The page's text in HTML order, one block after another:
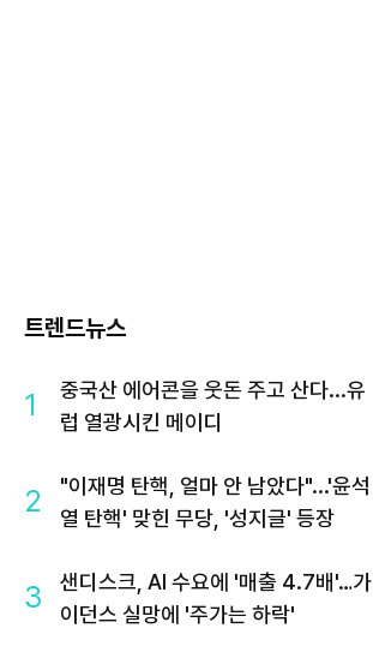
트렌드뉴스
1
중국산 에어콘을 웃돈 주고 산다...유
럽 열광시킨 메이디
2
"이재명 탄핵, 얼마 안 남았다"...'윤석
열 탄핵' 맞힌 무당, '성지글' 등장
3
샌디스크, AI 수요에 '매출 4.7배'…가
이던스 실망에 '주가는 하락'